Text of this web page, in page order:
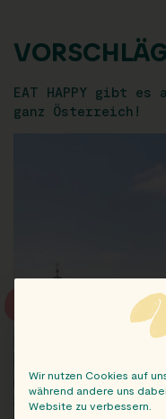
EAT HAPPY gibt
ganz Österreich!
Wir nutzen Cookies auf
während andere uns
Website zu verbessern.